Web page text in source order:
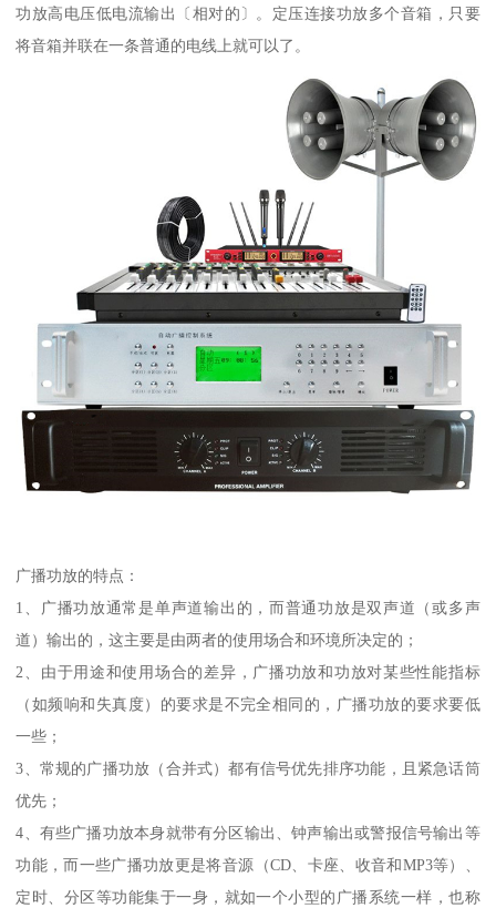
功放高电压低电流输出〔相对的〕。定压连接功放多个音箱，只要
将音箱并联在一条普通的电线上就可以了。
广播功放的特点：
1、广播功放通常是单声道输出的，而普通功放是双声道（或多声
道）输出的，这主要是由两者的使用场合和环境所决定的；
2、由于用途和使用场合的差异，广播功放和功放对某些性能指标
（如频响和失真度）的要求是不完全相同的，广播功放的要求要低
一些；
3、常规的广播功放（合并式）都有信号优先排序功能，且紧急话筒
优先；
4、有些广播功放本身就带有分区输出、钟声输出或警报信号输出等
功能，而一些广播功放更是将音源（CD、卡座、收音和MP3等）、
定时、分区等功能集于一身，就如一个小型的广播系统一样，也称